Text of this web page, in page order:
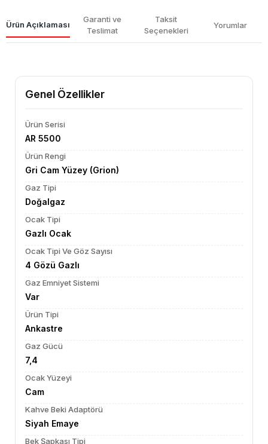
Ürün Açıklaması
Garanti ve
Teslimat
Taksit
Seçenekleri
Yorumlar
Genel Özellikler
Ürün Serisi
AR 5500
Ürün Rengi
Gri Cam Yüzey (Grion)
Gaz Tipi
Doğalgaz
Ocak Tipi
Gazlı Ocak
Ocak Tipi Ve Göz Sayısı
4 Gözü Gazlı
Gaz Emniyet Sistemi
Var
Ürün Tipi
Ankastre
Gaz Gücü
7,4
Ocak Yüzeyi
Cam
Kahve Beki Adaptörü
Siyah Emaye
Bek Şapkası Tipi